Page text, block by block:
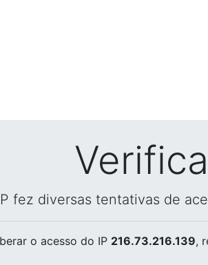
fez diversas tentativas de
o acesso do IP 216.73.216.139,